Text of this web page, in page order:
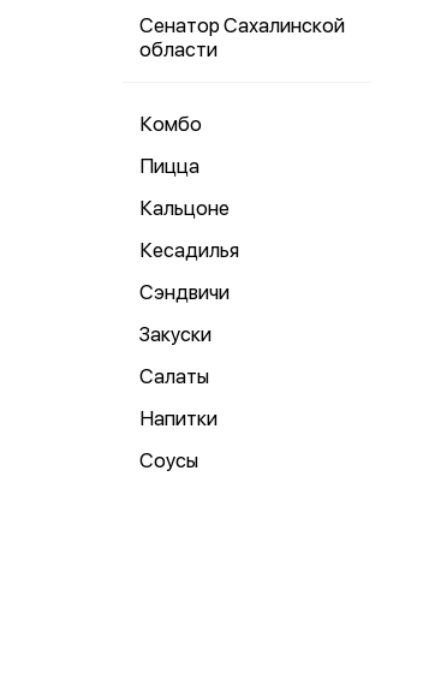
Сенатор Сахалинской
области
Комбо
Пицца
Кальцоне
Кесадилья
Сэндвичи
Закуски
Салаты
Напитки
Соусы